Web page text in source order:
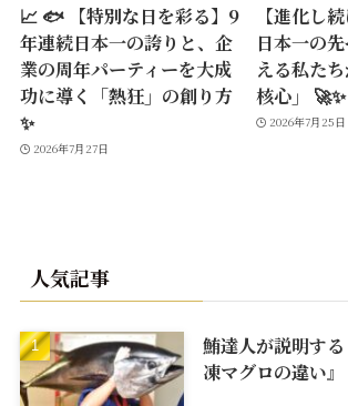
📈 🐟 【特別な日を彩る】9
年連続日本一の誇りと、企
業の周年パーティーを大成
功に導く「熱狂」の創り方
✨
2026年7月27日
【進化し
日本一の
える私た
核心」 🚀✨
2026年7月25日
人気記事
鮪達人が説明す
凍マグロの違い』